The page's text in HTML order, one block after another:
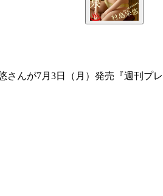
さんが7月3日（月）発売『週刊プレ